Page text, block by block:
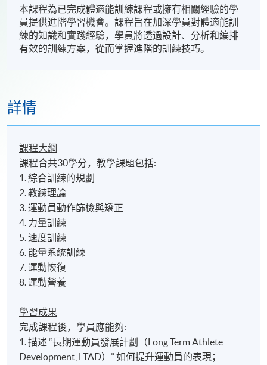
本課程為已完成體適能訓練課程或擁有相關經驗的學
員提供進階學習機會。課程旨在加深學員對體適能訓
練的知識和實踐經驗，學員將透過設計、分析和編排
有效的訓練方案，從而掌握進階的訓練技巧。
詳情
課程大綱
課程合共30學分，教學課題包括:
1. 綜合訓練的規劃
2. 教練理論
3. 運動員動作篩檢與矯正
4. 力量訓練
5. 速度訓練
6. 能量系統訓練
7. 運動恢復
8. 運動營養
學習成果
完成課程後，學員應能夠:
1. 描述 “長期運動員發展計劃（Long Term Athlete
Development, LTAD）” 如何提升運動員的表現；